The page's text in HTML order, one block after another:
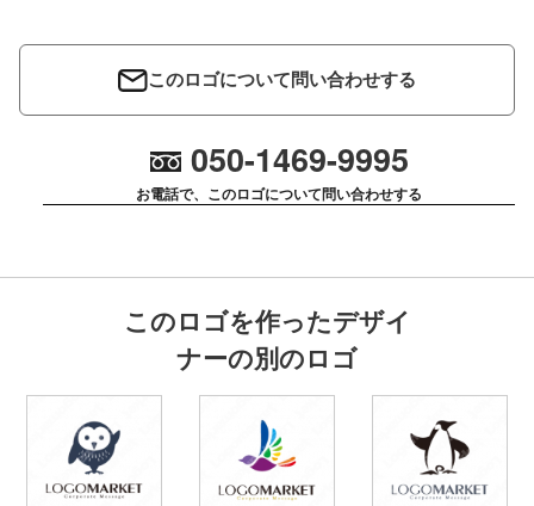
このロゴについて問い合わせする
050-1469-9995
お電話で、このロゴについて問い合わせする
このロゴを作ったデザイ
ナーの別のロゴ